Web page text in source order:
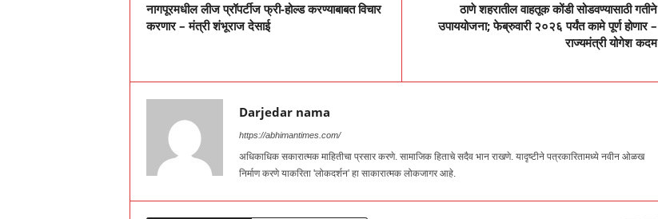
नागपूरमधील लीज प्रॉपर्टीज फ्री-होल्ड करण्याबाबत विचार
करणार – मंत्री शंभूराज देसाई
ठाणे शहरातील वाहतूक कोंडी सोडवण्यासाठी गतीने
उपाययोजना; फेब्रुवारी २०२६ पर्यंत कामे पूर्ण होणार –
राज्यमंत्री योगेश कदम
Darjedar nama
https://abhimantimes.com/
अधिकाधिक सकारात्मक माहितीचा प्रसार करणे. सामाजिक हिताचे सदैव भान राखणे. यादृष्टीने पत्रकारितामध्ये नवीन ओळख
निर्माण करणे याकरिता 'लोकदर्शन' हा साकारात्मक लोकजागर आहे.